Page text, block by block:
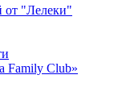
от "Лелеки"
Family Club»